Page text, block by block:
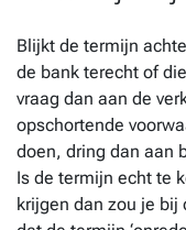
Blijkt de termijn
de bank terecht of
vraag dan aan de
opschortende
doen, dring dan aan
Is de termijn echt te
krijgen dan zou je bij